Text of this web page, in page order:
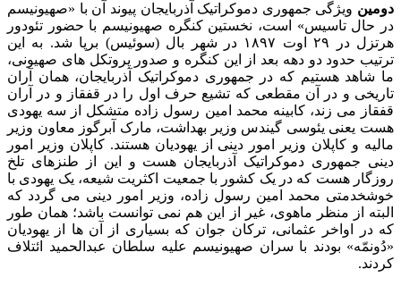
دومین ویژگی جمهوری دموکراتیک آذربایجان پیوند آن با «صهیونیسم
در حال تاسیس» است، نخستین کنگره صهیونیسم با حضور تئودور
هرتزل در ۲۹ اوت ۱۸۹۷ در شهر بال (سوئیس) برپا شد. به این
ترتیب حدود دو دهه بعد از این کنگره و صدور پروتکل های صهیونی،
ما شاهد هستیم که در جمهوری دموکراتیک آذربایجان، همان آران
تاریخی و در آن مقطعی که تشیع حرف اول را در قفقاز و در آران
قفقاز می زند، کابینه محمد امین رسول زاده متشکل از سه یهودی
هست یعنی یئوسی گیندس وزیر بهداشت، مارک آبرگوز معاون وزیر
مالیه و کاپلان وزیر امور دینی از یهودیان هستند. کاپلان وزیر امور
دینی جمهوری دموکراتیک آذربایجان هست و این از طنزهای تلخ
روزگار هست که در یک کشور با جمعیت اکثریت شیعه، یک یهودی با
خوشخدمتی محمد امین رسول زاده، وزیر امور دینی می گردد که
البته از منظر ماهوی، غیر از این هم نمی توانست باشد؛ همان طور
که در اواخر عثمانی، ترکان جوان که بسیاری از آن ها از یهودیان
«دُونمّه» بودند با سران صهیونیسم علیه سلطان عبدالحمید ائتلاف
کردند.